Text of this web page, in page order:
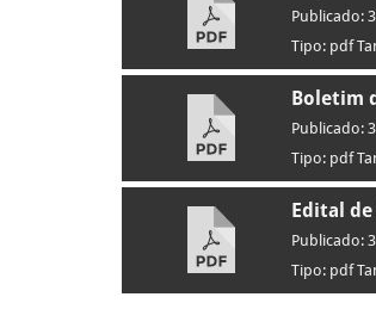
Publicado:
Tipo: pdf
Boletim
Publicado:
Tipo: pdf
Edital de
Publicado:
Tipo: pdf